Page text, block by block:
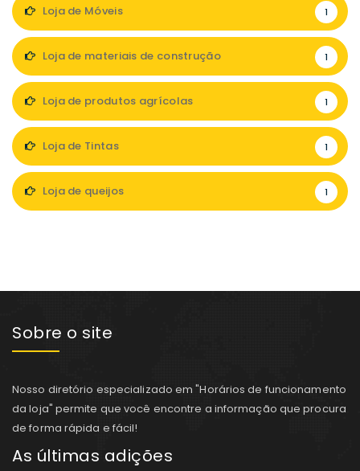
Loja de Móveis 1
Loja de materiais de construção 1
Loja de produtos agrícolas 1
Loja de Tintas 1
Loja de queijos 1
Sobre o site
Nosso diretório especializado em "Horários de funcionamento
da loja" permite que você encontre a informação que procura
de forma rápida e fácil!
As últimas adições